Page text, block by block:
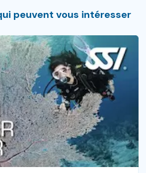
peuvent vous intéresser